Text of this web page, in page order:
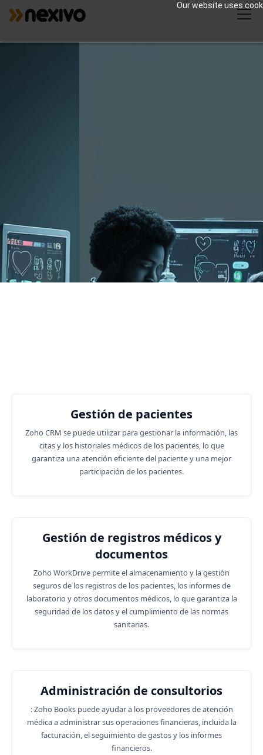
Our website uses
3
Number of Customers
Gestión de pacientes
Zoho CRM se puede utilizar para gestionar la información, las
citas y los historiales médicos de los pacientes, lo que
garantiza una atención eficiente del paciente y una mejor
participación de los pacientes.
Gestión de registros médicos y
documentos
Zoho WorkDrive permite el almacenamiento y la gestión
seguros de los registros de los pacientes, los informes de
laboratorio y otros documentos médicos, lo que garantiza la
seguridad de los datos y el cumplimiento de las normas
sanitarias.
Administración de consultorios
: Zoho Books puede ayudar a los proveedores de atención
médica a administrar sus operaciones financieras, incluida la
facturación, el seguimiento de gastos y los informes
financieros.